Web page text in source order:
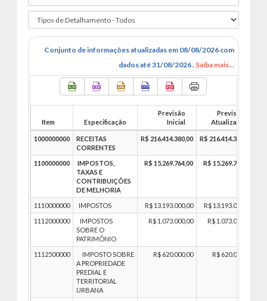
Conjunto de informações atualizadas em 08/08/2026 com
dados até 31/08/2026 . Saiba mais...
Item Especificação
Previsão
Inicial
Previsão
Atualizada
1000000000
RECEITAS
CORRENTES
R$ 216.414.380,00 R$ 216.414.380,00
1100000000
IMPOSTOS,
TAXAS E
CONTRIBUIÇÕES
DE MELHORIA
R$ 15.269.764,00 R$ 15.269.764,00
1110000000 IMPOSTOS R$ 13.193.000,00
R$ 13.193.000,00
1112000000
IMPOSTOS
SOBRE O
PATRIMÔNIO
R$ 1.073.000,00 R$ 1.073.000,00
1112500000
IMPOSTO SOBRE
A PROPRIEDADE
PREDIAL E
TERRITORIAL
URBANA
R$ 620.000,00 R$ 620.000,00